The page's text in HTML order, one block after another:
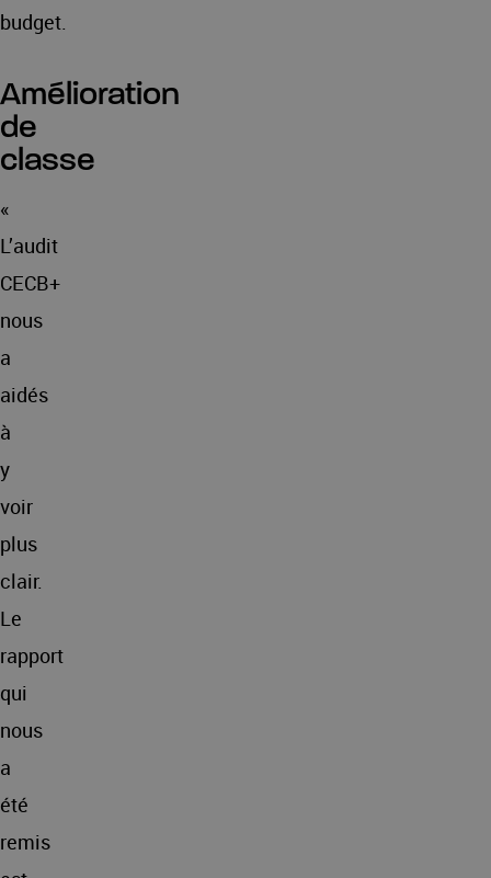
budget.
Amélioration
de
classe
«
L’audit
CECB+
nous
a
aidés
à
y
voir
plus
clair.
Le
rapport
qui
nous
a
été
remis